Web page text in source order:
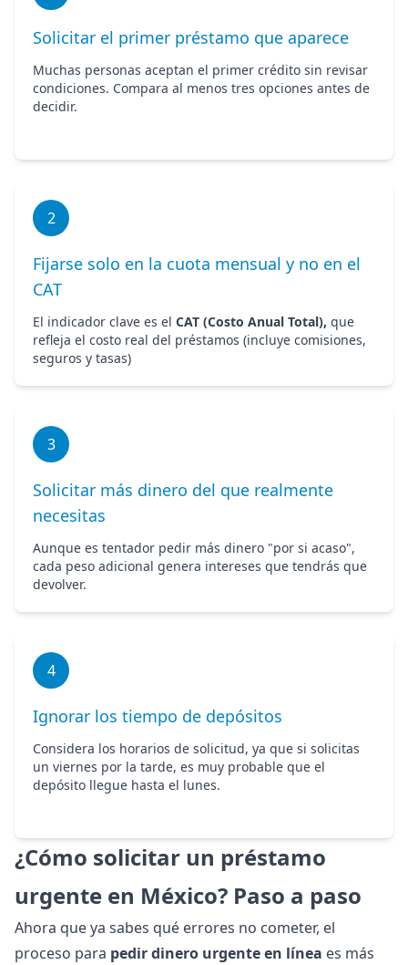
Solicitar el primer préstamo que aparece
Muchas personas aceptan el primer crédito sin revisar
condiciones. Compara al menos tres opciones antes de
decidir.
2
Fijarse solo en la cuota mensual y no en el
CAT
El indicador clave es el CAT (Costo Anual Total), que
refleja el costo real del préstamos (incluye comisiones,
seguros y tasas)
3
Solicitar más dinero del que realmente
necesitas
Aunque es tentador pedir más dinero "por si acaso",
cada peso adicional genera intereses que tendrás que
devolver.
4
Ignorar los tiempo de depósitos
Considera los horarios de solicitud, ya que si solicitas
un viernes por la tarde, es muy probable que el
depósito llegue hasta el lunes.
¿Cómo solicitar un préstamo
urgente en México? Paso a paso
Ahora que ya sabes qué errores no cometer, el
proceso para pedir dinero urgente en línea es más